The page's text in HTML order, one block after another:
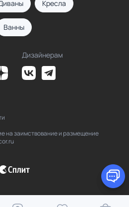
Кресла
Ванны
Дизайнерам
на заимствование и размещение